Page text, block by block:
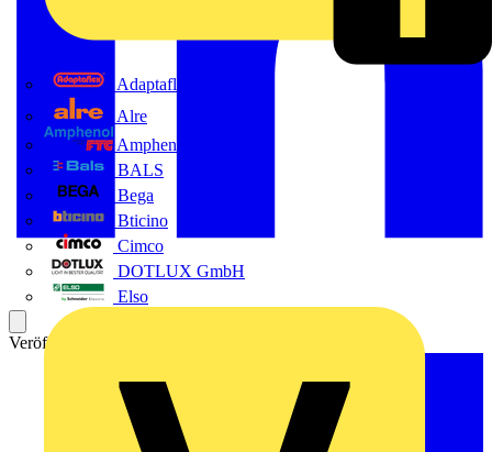
Adaptaflex
Alre
Amphenol FTG
BALS
Bega
Bticino
Cimco
DOTLUX GmbH
Elso
Veröffentlicht: 26. Juni 2026